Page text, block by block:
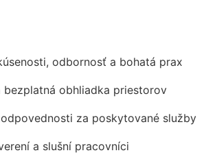
odbornosť a bohatá prax
bezplatná obhliadka priestorov
za poskytované služby
a slušní pracovníci